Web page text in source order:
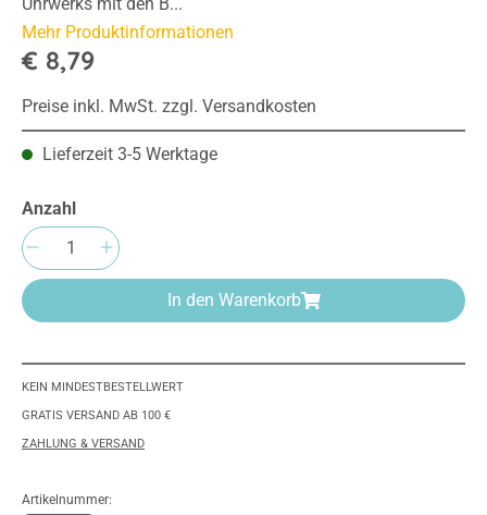
Mehr Produktinformationen
€ 8,79
Preise inkl. MwSt. zzgl. Versandkosten
Lieferzeit 3-5 Werktage
Anzahl
Produkt Anzahl: Gib den gewünschten
In den Warenkorb
KEIN MINDESTBESTELLWERT
GRATIS VERSAND AB 100 €
ZAHLUNG & VERSAND
Artikelnummer: